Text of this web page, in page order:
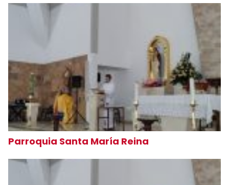
Parroquia Santa María Reina